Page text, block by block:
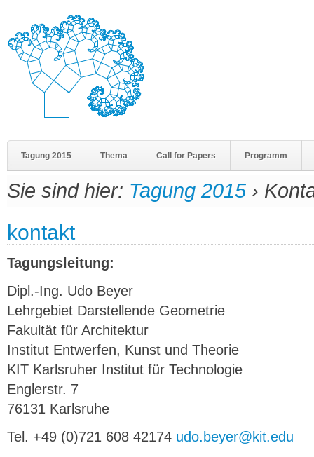
Tagung 2015 Thema Call for Papers Programm
Sie sind hier: Tagung 2015 ›
kontakt
Tagungsleitung:
Dipl.-Ing. Udo Beyer
Lehrgebiet Darstellende Geometrie
Fakultät für Architektur
Institut Entwerfen, Kunst und Theorie
KIT Karlsruher Institut für Technologie
Englerstr. 7
76131 Karlsruhe
Tel. +49 (0)721 608 42174 udo.beyer@kit.edu